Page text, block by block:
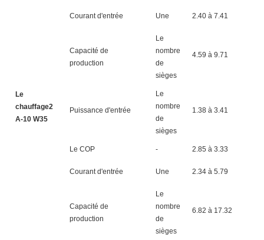
Courant d'entrée Une 2.40 à 7.41
Le
chauffage2
A-10 W35
Capacité de
production
Le
nombre
de
sièges
4.59 à 9.71
Puissance d'entrée
Le
nombre
de
sièges
1.38 à 3.41
Le COP - 2.85 à 3.33
Courant d'entrée Une 2.34 à 5.79
Capacité de
production
Le
nombre
de
sièges
6.82 à 17.32